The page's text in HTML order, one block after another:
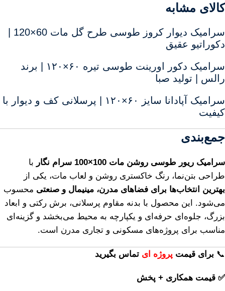
کالای مشابه
سرامیک دیوار کروز طوسی طرح گل مات 60×120 |
دکوراتیو عقیق
سرامیک دکور اورینت طوسی تیره ۶۰×۱۲۰ | برند
رالس | تولید صبا
سرامیک آپادانا سایز ۶۰×۱۲۰ | پرسلانی کف و دیوار با
کیفیت
جمع‌بندی
سرامیک ریور طوسی روشن مات 100×100 سرام نگار
با
طراحی بتن‌نما، رنگ خاکستری روشن و لعاب مات، یکی از
بهترین انتخاب‌ها برای فضاهای مدرن، مینیمال و صنعتی محسوب
می‌شود. این محصول با بدنه مقاوم پرسلانی، برش رکتی و ابعاد
بزرگ، جلوه‌ای حرفه‌ای و یکپارچه به محیط می‌بخشد و گزینه‌ای
مناسب برای پروژه‌های مسکونی و تجاری مدرن است.
📞 برای قیمت پروژه ای تماس بگیرید
✅ قیمت همکاری + پخش